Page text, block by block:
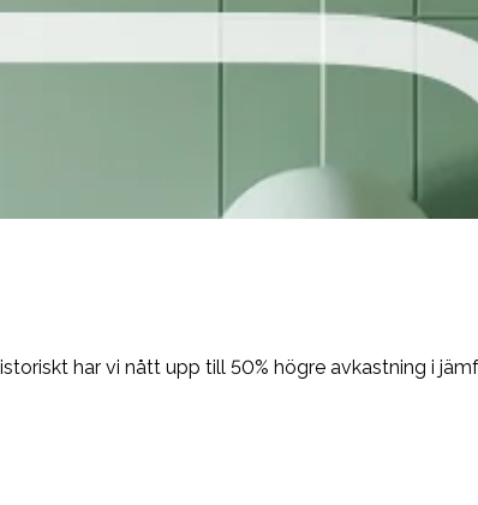
har vi nått upp till 50% högre avkastning i